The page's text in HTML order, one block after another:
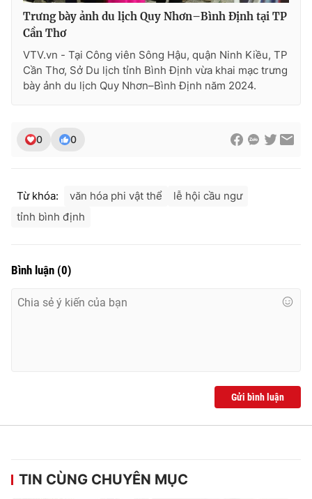
Email:
toasoan@vtv.vn
thông tin từ website này.
Trưng bày ảnh du lịch Quy Nhơn–Bình Định tại TP
Cần Thơ
VTV.vn - Tại Công viên Sông Hậu, quận Ninh Kiều, TP
Cần Thơ, Sở Du lịch tỉnh Bình Định vừa khai mạc trưng
bày ảnh du lịch Quy Nhơn–Bình Định năm 2024.
0 0
Từ khóa: văn hóa phi vật thể
lễ hội cầu ngư
tỉnh bình định
Bình luận (0)
Gửi bình luận
TIN CÙNG CHUYÊN MỤC